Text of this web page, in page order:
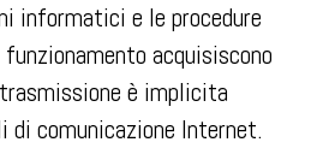
informatici e le procedure
acquisiscono
è implicita
di comunicazione Internet.